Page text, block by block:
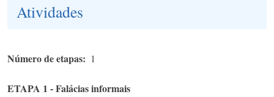
Atividades
Número de etapas 1
ETAPA 1 - Falácias informais